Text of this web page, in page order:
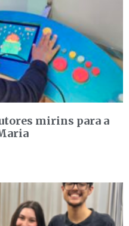
mirins para a